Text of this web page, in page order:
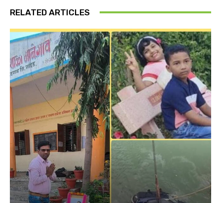
RELATED ARTICLES